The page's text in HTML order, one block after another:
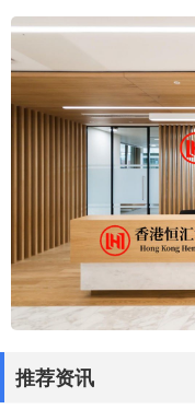
推荐资讯